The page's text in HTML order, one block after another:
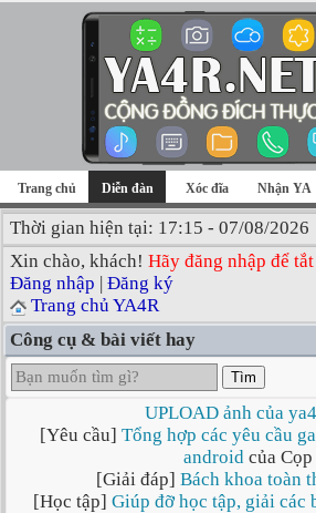
Trang chủ Diễn đàn Xóc đĩa Nhận YA
Thời gian hiện tại: 17:15 - 07/08/2026
Xin chào, khách! Hãy đăng nhập để
Đăng nhập | Đăng ký
Trang chủ YA4R
Công cụ & bài viết hay
Tìm
UPLOAD ảnh của
[Yêu cầu] Tổng hợp các yêu cầu
androidcủa Cọp
[Giải đáp] Bách khoa toàn
[Học tập] Giúp đỡ học tập, giải các